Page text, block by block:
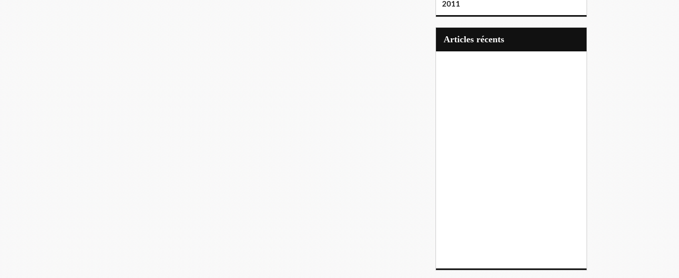
2011
articles récents